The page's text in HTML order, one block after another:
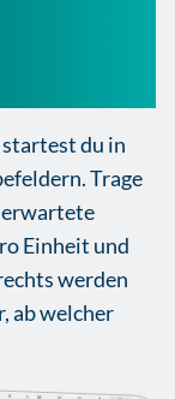
startest du in
Trage
erwartete
Einheit und
werden
ab welcher